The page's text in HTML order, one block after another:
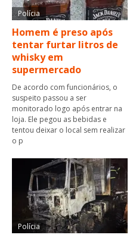
Polícia
Homem é preso após
tentar furtar litros de
whisky em
supermercado
De acordo com funcionários, o
suspeito passou a ser
monitorado logo após entrar na
loja. Ele pegou as bebidas e
tentou deixar o local sem realizar
o p
Polícia